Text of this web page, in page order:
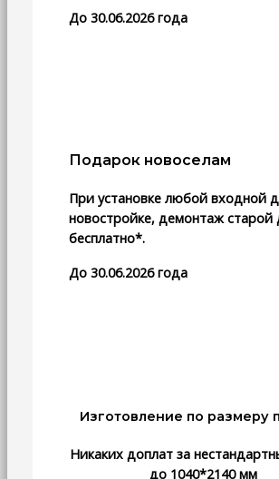
До 30.06.2026 года
Подарок новоселам
При установке любой входной
новостройке, демонтаж старой
бесплатно*.
До 30.06.2026 года
Изготовление по размеру
Никаких доплат за
до 1040*2140 мм